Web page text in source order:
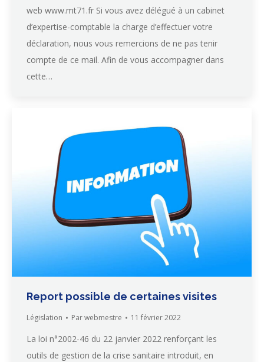
web www.mt71.fr Si vous avez délégué à un cabinet
d’expertise-comptable la charge d’effectuer votre
déclaration, nous vous remercions de ne pas tenir
compte de ce mail. Afin de vous accompagner dans
cette…
Report possible de certaines visites
Législation Parwebmestre 11 février 2022
La loi n°2002-46 du 22 janvier 2022 renforçant les
outils de gestion de la crise sanitaire introduit, en